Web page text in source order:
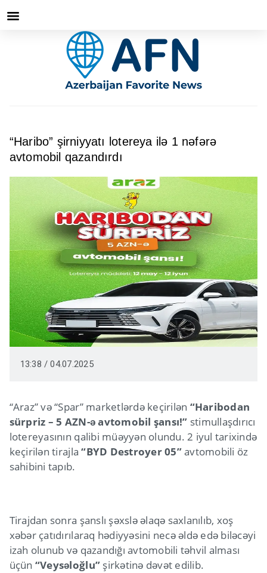
“Haribo” şirniyyatı lotereya ilə 1 nəfərə
avtomobil qazandırdı
13:38 / 04.07.2025
“Araz” və “Spar” marketlərdə keçirilən “Haribodan
sürpriz – 5 AZN-ə avtomobil şansı!” stimullaşdırıcı
lotereyasının qalibi müəyyən olundu. 2 iyul tarixində
keçirilən tirajla“BYD Destroyer 05”avtomobili öz
sahibini tapıb.
Tirajdan sonra şanslı şəxslə əlaqə saxlanılıb, xoş
xəbər çatıdırılaraq hədiyyəsini necə əldə edə biləcəyi
izah olunub və qazandığı avtomobili təhvil alması
üçün “Veysəloğlu” şirkətinə dəvət edilib.